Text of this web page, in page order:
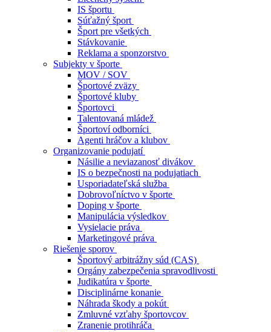
IS športu
Súťažný šport
Šport pre všetkých
Stávkovanie
Reklama a sponzorstvo
Subjekty v športe
MOV / SOV
Športové zväzy
Športové kluby
Športovci
Talentovaná mládež
Športoví odborníci
Agenti hráčov a klubov
Organizovanie podujatí
Násilie a neviazanosť divákov
IS o bezpečnosti na podujatiach
Usporiadateľská služba
Dobrovoľníctvo v športe
Doping v športe
Manipulácia výsledkov
Vysielacie práva
Marketingové práva
Riešenie sporov
Športový arbitrážny súd (CAS)
Orgány zabezpečenia spravodlivosti
Judikatúra v športe
Disciplinárne konanie
Náhrada škody a pokút
Zmluvné vzťahy športovcov
Zranenie protihráča